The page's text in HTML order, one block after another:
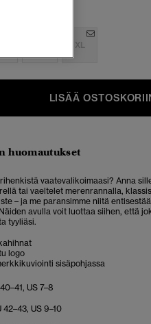
XL
LISÄÄ
huomautukset
vaatevalikoimaasi? Anna
tai vaeltelet merenrannalla,
– ja me paransimme niitä
avulla voit luottaa siihen, että
tyyliäsi.
logo
sisäpohjassa
US 7–8
42–43, US 9–10